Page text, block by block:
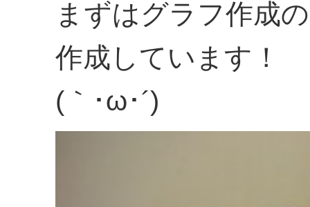
まずはグラフ作成
作成しています！
(｀･ω･´)